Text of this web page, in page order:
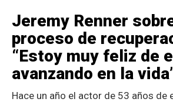
Jeremy Renner
proceso de
“Estoy muy feliz de
avanzando en la
Hace un año el actor de 53 años de